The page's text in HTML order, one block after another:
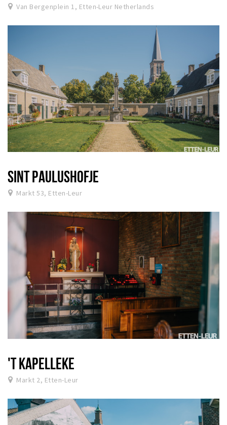
Van Bergenplein 1, Etten-Leur Netherlands
SINT PAULUSHOFJE
Markt 53, Etten-Leur
'T KAPELLEKE
Markt 2, Etten-Leur